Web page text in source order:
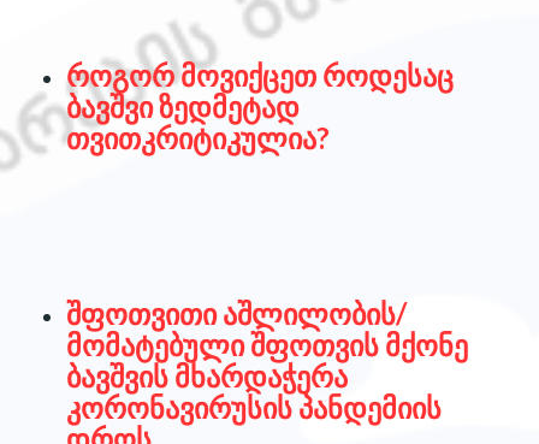
როგორ მოვიქცეთ როდესაც
ბავშვი ზედმეტად
თვითკრიტიკულია?
შფოთვითი აშლილობის/
მომატებული შფოთვის მქონე
ბავშვის მხარდაჭერა
კორონავირუსის პანდემიის